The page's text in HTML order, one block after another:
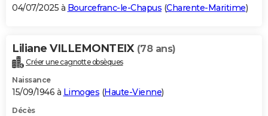
04/07/2025 à Bourcefranc-le-Chapus (Charente-Maritime)
Liliane VILLEMONTEIX (78 ans)
Créer une cagnotte obsèques
Naissance
15/09/1946 à Limoges (Haute-Vienne)
Décès